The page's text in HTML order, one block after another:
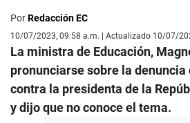
PorRedacción EC
10/07/2023, 09:58 a.m. | Actualizado 10/07/
La ministra de Educación,
pronunciarse sobre la
contra la presidenta de la
y dijo que no conoce el tema.